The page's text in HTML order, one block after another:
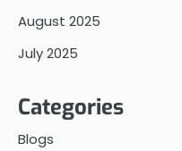
August 2025
July 2025
Categories
Blogs